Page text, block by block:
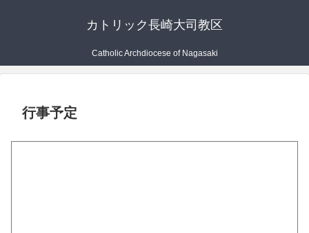
カトリック長崎大司教区
Catholic Archdiocese of Nagasaki
行事予定